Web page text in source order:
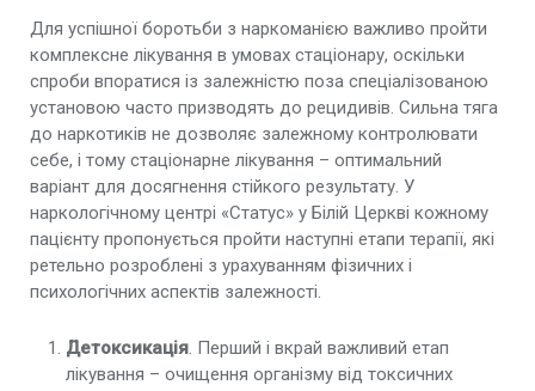
Для успішної боротьби з наркоманією важливо пройти
комплексне лікування в умовах стаціонару, оскільки
спроби впоратися із залежністю поза спеціалізованою
установою часто призводять до рецидивів. Сильна тяга
до наркотиків не дозволяє залежному контролювати
себе, і тому стаціонарне лікування – оптимальний
варіант для досягнення стійкого результату. У
наркологічному центрі «Статус» у Білій Церкві кожному
пацієнту пропонується пройти наступні етапи терапії, які
ретельно розроблені з урахуванням фізичних і
психологічних аспектів залежності.
Детоксикація. Перший і вкрай важливий етап
лікування – очищення організму від токсичних